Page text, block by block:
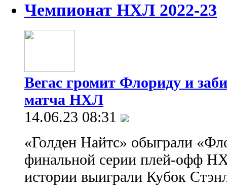
Чемпионат НХЛ 2022-23
Вегас громит Флориду и
матча НХЛ
14.06.23 08:31
«Голден Найтс» обыграли
финальной серии плей-офф
истории выиграли Кубок